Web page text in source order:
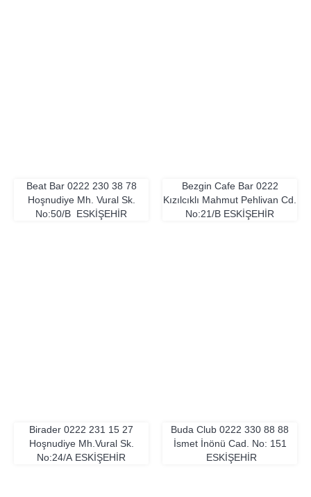
Beat Bar 0222 230 38 78
Hoşnudiye Mh. Vural Sk.
No:50/B ESKIŞEHIR
Bezgin Cafe Bar 0222
Kızılcıklı Mahmut Pehlivan Cd.
No:21/B ESKIŞEHIR
Birader 0222 231 15 27
Hoşnudiye Mh.Vural Sk.
No:24/A ESKIŞEHIR
Buda Club 0222 330 88 88
İsmet İnönü Cad. No: 151
ESKIŞEHIR